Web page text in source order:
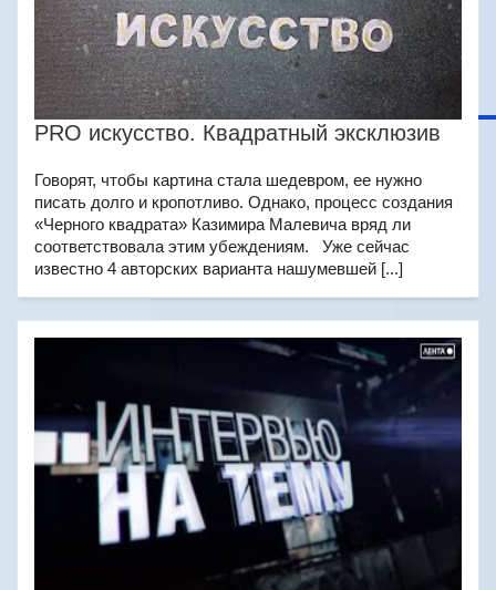
PRO искусство. Квадратный эксклюзив
Говорят, чтобы картина стала шедевром, ее нужно
писать долго и кропотливо. Однако, процесс создания
«Черного квадрата» Казимира Малевича вряд ли
соответствовала этим убеждениям. Уже сейчас
известно 4 авторских варианта нашумевшей [...]